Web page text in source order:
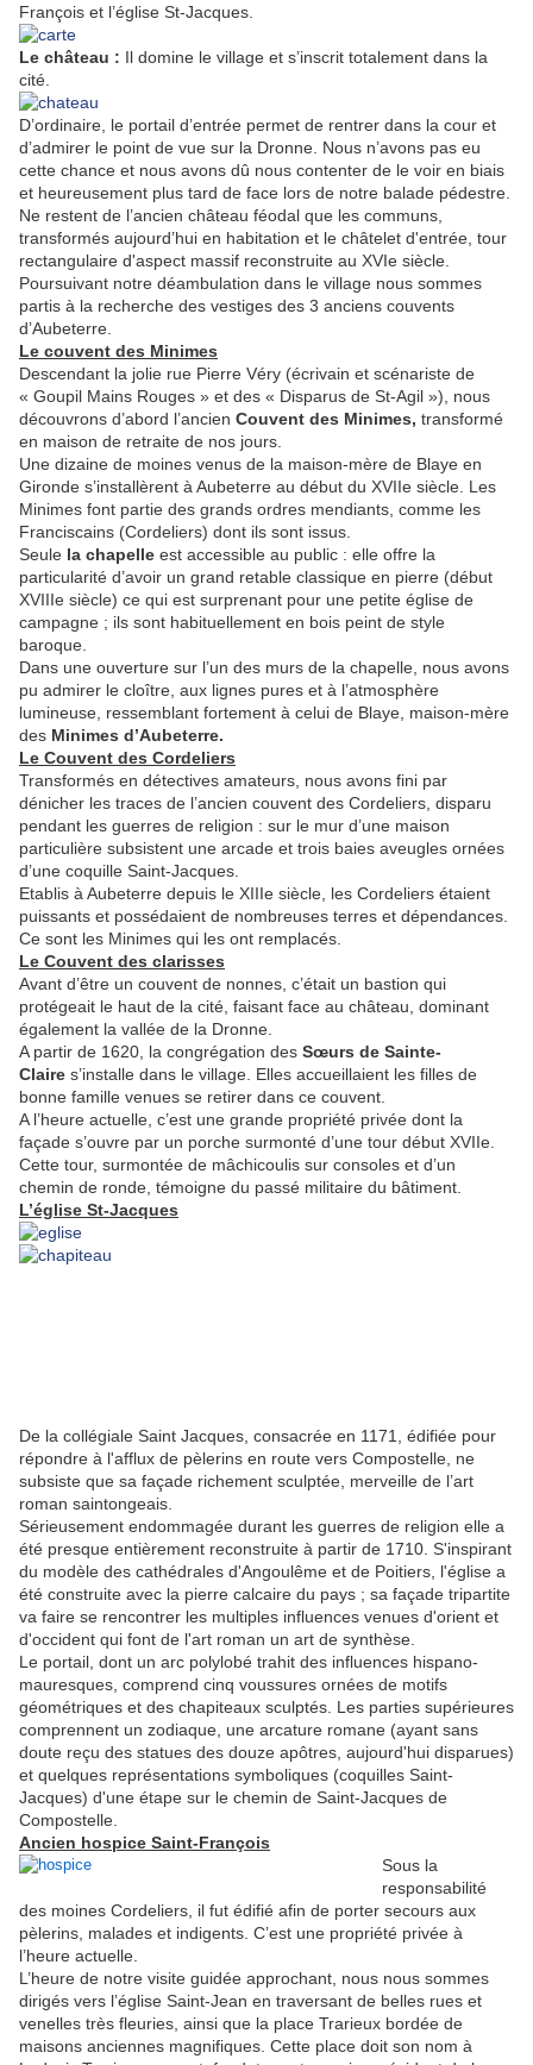
François et l’église St-Jacques.
Le château : Il domine le village et s’inscrit totalement dans la
cité.
D’ordinaire, le portail d’entrée permet de rentrer dans la cour et
d’admirer le point de vue sur la Dronne. Nous n’avons pas eu
cette chance et nous avons dû nous contenter de le voir en biais
et heureusement plus tard de face lors de notre balade pédestre.
Ne restent de l’ancien château féodal que les communs,
transformés aujourd’hui en habitation et le châtelet d'entrée, tour
rectangulaire d'aspect massif reconstruite au XVIe siècle.
Poursuivant notre déambulation dans le village nous sommes
partis à la recherche des vestiges des 3 anciens couvents
d’Aubeterre.
Le couvent des Minimes
Descendant la jolie rue Pierre Véry (écrivain et scénariste de
« Goupil Mains Rouges » et des « Disparus de St-Agil »), nous
découvrons d’abord l’ancien Couvent des Minimes, transformé
en maison de retraite de nos jours.
Une dizaine de moines venus de la maison-mère de Blaye en
Gironde s’installèrent à Aubeterre au début du XVIIe siècle. Les
Minimes font partie des grands ordres mendiants, comme les
Franciscains (Cordeliers) dont ils sont issus.
Seule la chapelle est accessible au public : elle offre la
particularité d’avoir un grand retable classique en pierre (début
XVIIIe siècle) ce qui est surprenant pour une petite église de
campagne ; ils sont habituellement en bois peint de style
baroque.
Dans une ouverture sur l’un des murs de la chapelle, nous avons
pu admirer le cloître, aux lignes pures et à l’atmosphère
lumineuse, ressemblant fortement à celui de Blaye, maison-mère
des Minimes d’Aubeterre.
Le Couvent des Cordeliers
Transformés en détectives amateurs, nous avons fini par
dénicher les traces de l’ancien couvent des Cordeliers, disparu
pendant les guerres de religion : sur le mur d’une maison
particulière subsistent une arcade et trois baies aveugles ornées
d’une coquille Saint-Jacques.
Etablis à Aubeterre depuis le XIIIe siècle, les Cordeliers étaient
puissants et possédaient de nombreuses terres et dépendances.
Ce sont les Minimes qui les ont remplacés.
Le Couvent des clarisses
Avant d’être un couvent de nonnes, c’était un bastion qui
protégeait le haut de la cité, faisant face au château, dominant
également la vallée de la Dronne.
A partir de 1620, la congrégation des Sœurs de Sainte-
Claire s’installe dans le village. Elles accueillaient les filles de
bonne famille venues se retirer dans ce couvent.
A l’heure actuelle, c’est une grande propriété privée dont la
façade s’ouvre par un porche surmonté d’une tour début XVIIe.
Cette tour, surmontée de mâchicoulis sur consoles et d’un
chemin de ronde, témoigne du passé militaire du bâtiment.
L’église St-Jacques
De la collégiale Saint Jacques, consacrée en 1171, édifiée pour
répondre à l'afflux de pèlerins en route vers Compostelle, ne
subsiste que sa façade richement sculptée, merveille de l’art
roman saintongeais.
Sérieusement endommagée durant les guerres de religion elle a
été presque entièrement reconstruite à partir de 1710. S'inspirant
du modèle des cathédrales d'Angoulême et de Poitiers, l'église a
été construite avec la pierre calcaire du pays ; sa façade tripartite
va faire se rencontrer les multiples influences venues d'orient et
d'occident qui font de l'art roman un art de synthèse.
Le portail, dont un arc polylobé trahit des influences hispano-
mauresques, comprend cinq voussures ornées de motifs
géométriques et des chapiteaux sculptés. Les parties supérieures
comprennent un zodiaque, une arcature romane (ayant sans
doute reçu des statues des douze apôtres, aujourd'hui disparues)
et quelques représentations symboliques (coquilles Saint-
Jacques) d'une étape sur le chemin de Saint-Jacques de
Compostelle.
Ancien hospice Saint-François
Sous la
responsabilité
des moines Cordeliers, il fut édifié afin de porter secours aux
pèlerins, malades et indigents. C’est une propriété privée à
l’heure actuelle.
L’heure de notre visite guidée approchant, nous nous sommes
dirigés vers l’église Saint-Jean en traversant de belles rues et
venelles très fleuries, ainsi que la place Trarieux bordée de
maisons anciennes magnifiques. Cette place doit son nom à